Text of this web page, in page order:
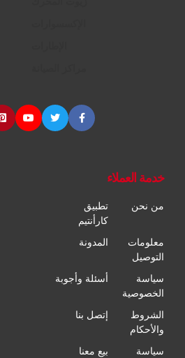
خدمة العملاء
من نحن
تطبيق
كارأنتيم
معلومات
التوصيل
المدونة
سياسة
الخصوصية
أسئلة وأجوبة
الشروط
والأحكام
إتصل بنا
سياسة بيع معنا